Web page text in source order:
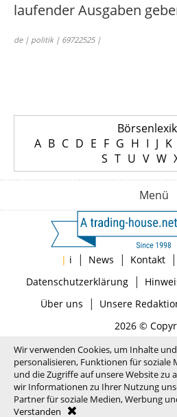
laufender Ausgaben
de | politik | 69722525 |
A B C D E F G H I J K
S T U V W
Menü
| i | News | Kontakt |
Datenschutzerklärung|
Über uns | Unsere
2026 ©
Wir verwenden Cookies, um Inhalte
personalisieren, Funktionen für soziale
und die Zugriffe auf unsere Website zu
wir Informationen zu Ihrer Nutzung
Partner für soziale Medien, Werbung
Verstanden